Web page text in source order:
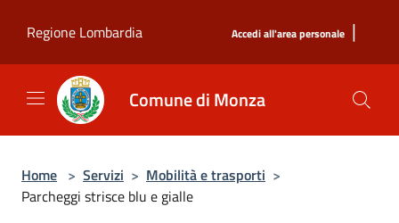
Regione Lombardia
Accedi all'area personale |
Comune di Monza
Home > Servizi > Mobilità e trasporti >
Parcheggi strisce blu e gialle